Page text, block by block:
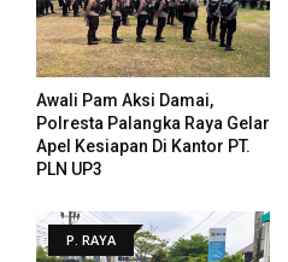
Awali Pam Aksi Damai,
Polresta Palangka Raya Gelar
Apel Kesiapan Di Kantor PT.
PLN UP3
P. RAYA